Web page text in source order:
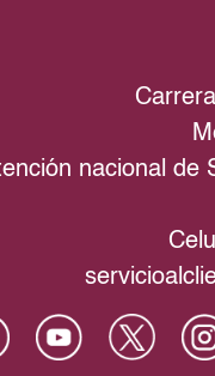
nacional de